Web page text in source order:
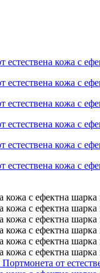
Портмонета от